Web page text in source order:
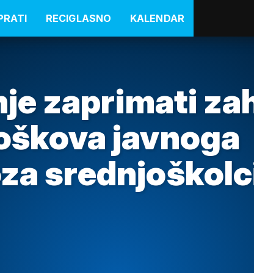
RECIGLASNO KALENDAR
zaprimati
javnoga